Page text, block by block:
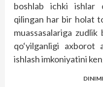
boshlab ichki ishlar
qilingan har bir holat
muassasalariga
qo‘yilganligi axborot
ishlash imkoniyatini